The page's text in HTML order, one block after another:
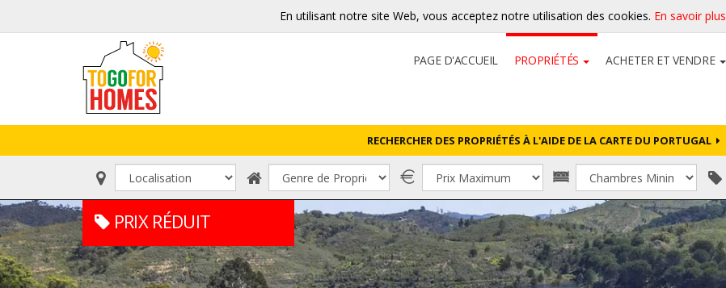
En utilisant notre site Web, vous acceptez notre utilisation des cookies. En savoir plus
PAGE D'ACCUEIL PROPRIÉTÉS ACHETER ET VENDRE
RECHERCHER DES PROPRIÉTÉS À L'AIDE DE LA CARTE DU PORTUGAL
PRIX RÉDUIT